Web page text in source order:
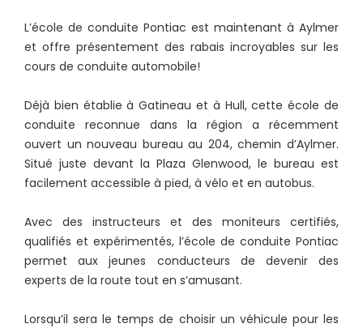
L’école de conduite Pontiac est maintenant à Aylmer
et offre présentement des rabais incroyables sur les
cours de conduite automobile!
Déjà bien établie à Gatineau et à Hull, cette école de
conduite reconnue dans la région a récemment
ouvert un nouveau bureau au 204, chemin d’Aylmer.
Situé juste devant la Plaza Glenwood, le bureau est
facilement accessible à pied, à vélo et en autobus.
Avec des instructeurs et des moniteurs certifiés,
qualifiés et expérimentés, l’école de conduite Pontiac
permet aux jeunes conducteurs de devenir des
experts de la route tout en s’amusant.
Lorsqu’il sera le temps de choisir un véhicule pour les